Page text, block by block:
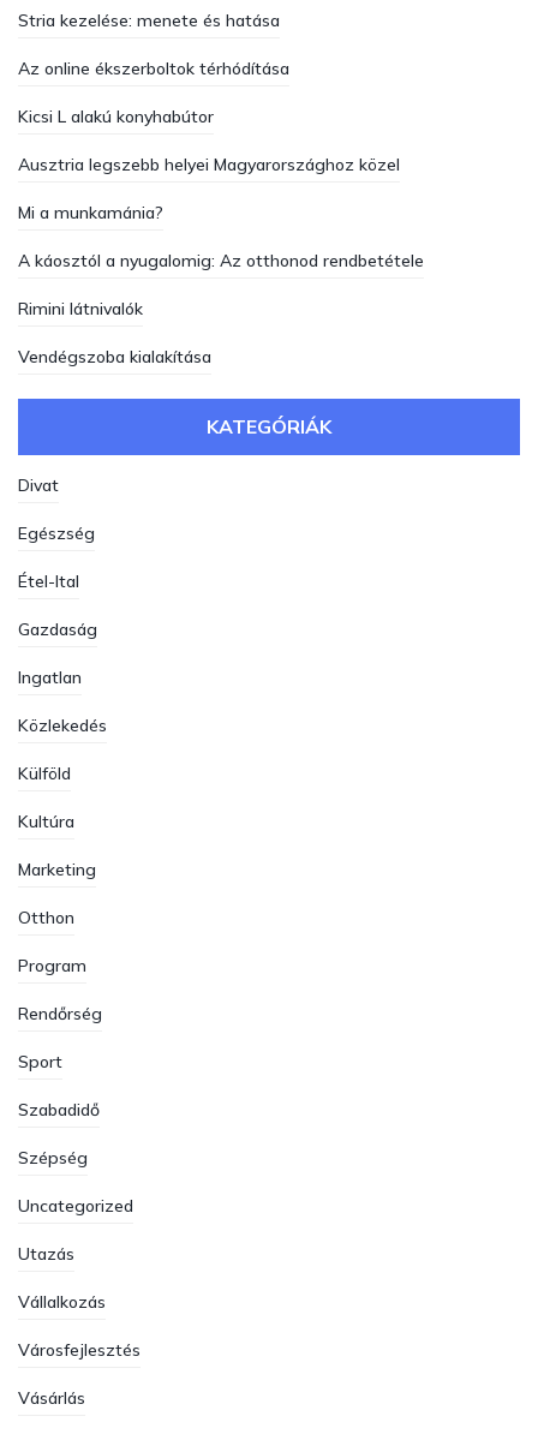
Stria kezelése: menete és hatása
Az online ékszerboltok térhódítása
Kicsi L alakú konyhabútor
Ausztria legszebb helyei Magyarországhoz közel
Mi a munkamánia?
A káosztól a nyugalomig: Az otthonod rendbetétele
Rimini látnivalók
Vendégszoba kialakítása
KATEGÓRIÁK
Divat
Egészség
Étel-Ital
Gazdaság
Ingatlan
Közlekedés
Külföld
Kultúra
Marketing
Otthon
Program
Rendőrség
Sport
Szabadidő
Szépség
Uncategorized
Utazás
Vállalkozás
Városfejlesztés
Vásárlás